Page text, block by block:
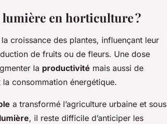
en horticulture ?
croissance des plantes, influençant leur
de fruits ou de fleurs. Une dose
la productivité mais aussi de
consommation énergétique.
a transformé l’agriculture urbaine et sous
, il reste difficile d’anticiper les